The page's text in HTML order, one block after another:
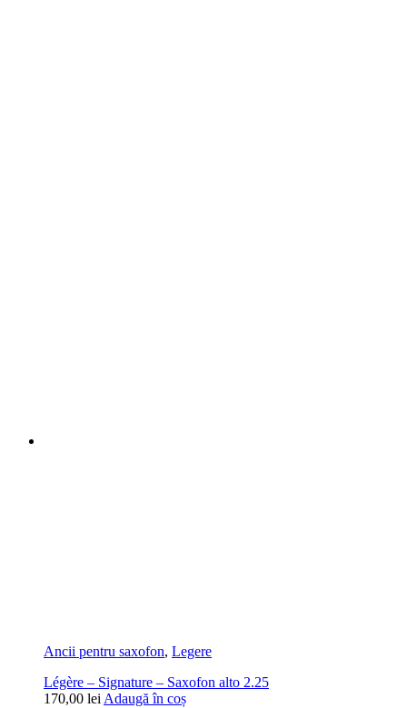
Ancii pentru saxofon, Legere
Légère – Signature – Saxofon alto 2.25
170,00 lei Adaugă în coș